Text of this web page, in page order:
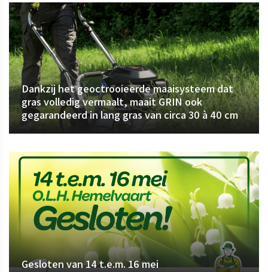
Dankzij het geoctrooieerde maaisysteem dat
gras volledig vermaalt, maait GRIN ook
gegarandeerd in lang gras van circa 30 à 40 cm
Gesloten van 14 t.e.m. 16 mei